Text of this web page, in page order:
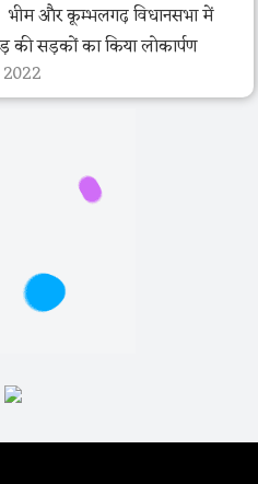
भीम और कूम्भलगढ़ विधानसभा में
की सड़कों का किया लोकार्पण